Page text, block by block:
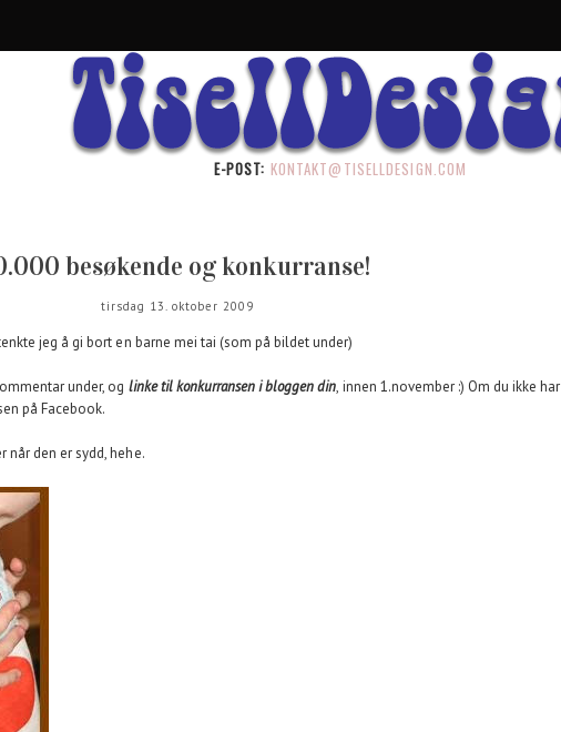
E-POST: KONTAKT@TISELLDESIGN.COM
besøkende og konkurranse!
tirsdag 13. oktober 2009
jeg å gi bort en barne mei tai (som på bildet under)
under, og linke til konkurransen i bloggen din, innen 1.november :) Om du ikke har
på Facebook.
den er sydd, hehe.